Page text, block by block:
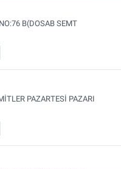
B(DOSAB SEMT
PAZARTESİ PAZARI